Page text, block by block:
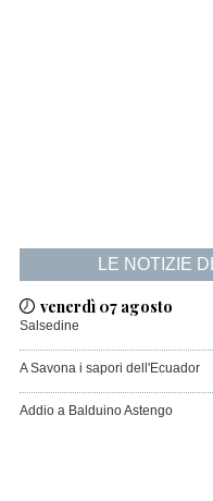
LE NOTIZIE
venerdì 07 agosto
Salsedine
A Savona i sapori dell'Ecuador
Addio a Balduino Astengo